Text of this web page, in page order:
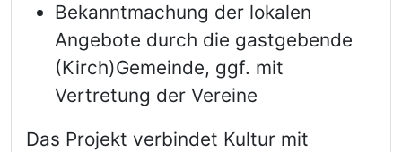
Bekanntmachung der lokalen
Angebote durch die gastgebende
(Kirch)Gemeinde, ggf. mit
Vertretung der Vereine
Das Projekt verbindet Kultur mit